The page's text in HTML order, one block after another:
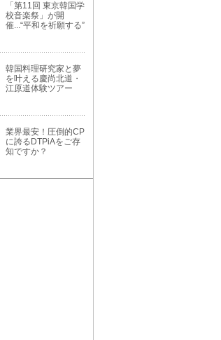
「第11回 東京韓国学
校音楽祭」が開
催...“平和を祈願する”
韓国料理研究家と夢
を叶える慶尚北道・
江原道体験ツアー
業界最安！圧倒的CP
に誇るDTPiAをご存
知ですか？